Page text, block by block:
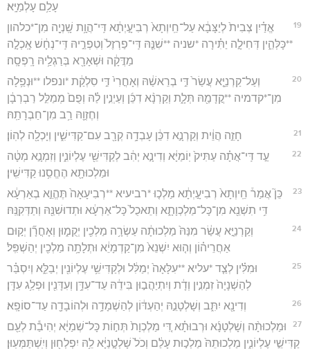
עָלַ֥ם עָלְמַיָּֽא׃
19
אֱדַ֗יִן צְבִית֙ לְיַצָּבָ֔א עַל־חֵֽיוְתָא֙ רְבִיעָ֣יְתָ֔א דִּֽי־הֲוָ֥ת שָֽׁנְיָ֖ה מִן־*כלהון
**כָּלְּהֵ֑ין דְּחִילָ֣ה יַתִּ֗ירָה *שניה **שִׁנַּ֤הּ דִּֽי־פַרְזֶל֙ וְטִפְרַ֣יהּ דִּֽי־נְחָ֔שׁ אָֽכְלָ֣ה
מַדֲּקָ֔ה וּשְׁאָרָ֖א בְּרַגְלַ֥יהּ רָֽפְסָֽה׃
20
וְעַל־קַרְנַיָּ֤א עֲשַׂר֙ דִּ֣י בְרֵאשַׁ֔הּ וְאָחֳרִי֙ דִּ֣י סִלְקַ֔ת *ונפלו **וּנְפַ֥לָה
מִן־*קדמיה **קֳדָמַ֖הּ תְּלָ֑ת וְקַרְנָ֨א דִכֵּ֜ן וְעַיְנִ֣ין לַ֗הּ וְפֻם֙ מְמַלִּ֣ל רַבְרְבָ֔ן
וְחֶזְוַ֖הּ רַ֥ב מִן־חַבְרָתַֽהּ׃
21 חָזֵ֣ה הֲוֵ֔ית וְקַרְנָ֣א דִכֵּ֔ן עָבְדָ֥ה קְרָ֖ב עִם־קַדִּישִׁ֑ין וְיָכְלָ֖ה לְהֽוֹן׃
22
עַ֣ד דִּֽי־אֲתָ֗ה עַתִּיק֙ יֽוֹמַיָּ֔א וְדִינָ֣א יְהִ֔ב לְקַדִּישֵׁ֖י עֶלְיוֹנִ֑ין וְזִמְנָ֣א מְטָ֔ה
וּמַלְכוּתָ֖א הֶחֱסִ֥נוּ קַדִּישִֽׁין׃
23
כֵּן֮ אֲמַר֒ חֵֽיוְתָא֙ רְבִיעָ֣יְתָ֔א מַלְכ֤וּ *רביעיא **רְבִיעָאָה֙ תֶּהֱוֵ֣א בְאַרְעָ֔א
דִּ֥י תִשְׁנֵ֖א מִן־כָּל־מַלְכְוָתָ֑א וְתֵאכֻל֙ כָּל־אַרְעָ֔א וּתְדוּשִׁנַּ֖הּ וְתַדְּקִנַּֽהּ׃
24
וְקַרְנַיָּ֣א עֲשַׂ֔ר מִנַּהּ֙ מַלְכוּתָ֔ה עַשְׂרָ֥ה מַלְכִ֖ין יְקֻמ֑וּן וְאָחֳרָ֞ן יְק֣וּם
אַחֲרֵיה֗וֹן וְה֤וּא יִשְׁנֵא֙ מִן־קַדְמָיֵ֔א וּתְלָתָ֥ה מַלְכִ֖ין יְהַשְׁפִּֽל׃
25
וּמִלִּ֗ין לְצַ֤ד *עליא **עִלָּאָה֙ יְמַלִּ֔ל וּלְקַדִּישֵׁ֥י עֶלְיוֹנִ֖ין יְבַלֵּ֑א וְיִסְבַּ֗ר
לְהַשְׁנָיָה֙ זִמְנִ֣ין וְדָ֔ת וְיִתְיַהֲב֣וּן בִּידֵ֔הּ עַד־עִדָּ֥ן וְעִדָּנִ֖ין וּפְלַ֥ג עִדָּֽן׃
26 וְדִינָ֖א יִתִּ֑ב וְשָׁלְטָנֵ֣הּ יְהַעְדּ֔וֹן לְהַשְׁמָדָ֥ה וּלְהוֹבָדָ֖ה עַד־סוֹפָֽא׃
27
וּמַלְכוּתָ֨ה וְשָׁלְטָנָ֜א וּרְבוּתָ֗א דִּ֚י מַלְכְוָת֙ תְּח֣וֹת כָּל־שְׁמַיָּ֔א יְהִיבַ֕ת לְעַ֖ם
קַדִּישֵׁ֣י עֶלְיוֹנִ֑ין מַלְכוּתֵהּ֙ מַלְכ֣וּת עָלַ֔ם וְכֹל֙ שָׁלְטָ֣נַיָּ֔א לֵ֥הּ יִפְלְח֖וּן וְיִֽשְׁתַּמְּעֽוּן׃